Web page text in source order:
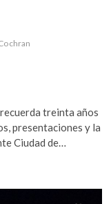
treinta años
presentaciones y la
Ciudad de…